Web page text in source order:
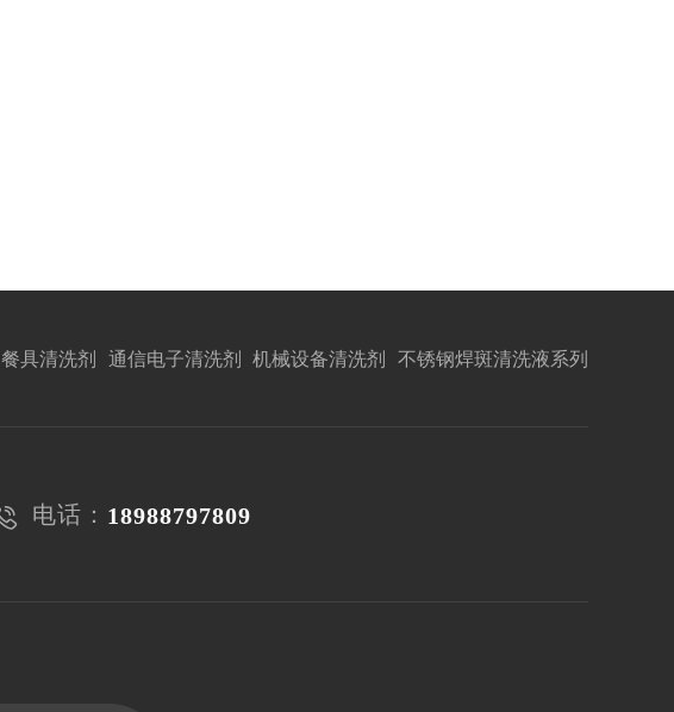
餐具清洗剂 通信电子清洗剂 机械设备清洗剂 不锈钢焊斑清洗液系列
电话： 18988797809